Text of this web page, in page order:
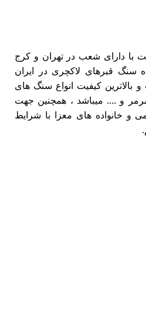
با دارای شعب در تهران و کرج
سنگ قبرهای لاکچری در ایران
و بالاترین کیفیت انواع سنگ های
و .... میباشد ، همچنین جهت
و خانواده های معزا با شرایط